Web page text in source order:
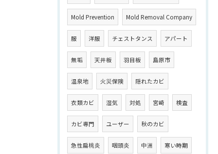
Mold Prevention Mold Removal Company
服 洋服 チェストタンス アパート
無垢 天井板 羽目板 島原市
温泉地 火災保険 隠れたカビ
衣類カビ 湿気 対処 宮崎 検査
カビ専門 ユーザー 秋のカビ
急性扁桃炎 咽頭炎 中洲 寒い時期